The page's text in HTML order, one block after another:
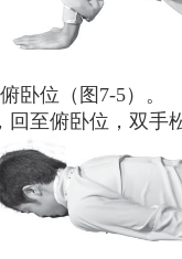
卧位（图7-5）。
回至俯卧位，双手